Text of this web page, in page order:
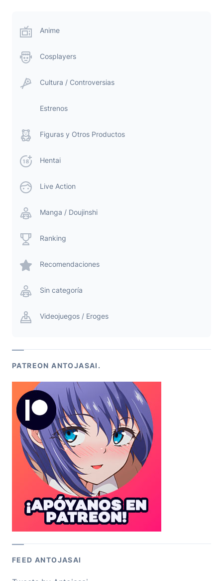
Anime
Cosplayers
Cultura / Controversias
Estrenos
Figuras y Otros Productos
Hentai
Live Action
Manga / Doujinshi
Ranking
Recomendaciones
Sin categoría
Videojuegos / Eroges
PATREON ANTOJASAI.
FEED ANTOJASAI